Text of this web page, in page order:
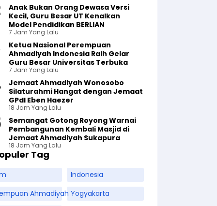
Anak Bukan Orang Dewasa Versi
Kecil, Guru Besar UT Kenalkan
Model Pendidikan BERLIAN
7 Jam Yang Lalu
Ketua Nasional Perempuan
Ahmadiyah Indonesia Raih Gelar
Guru Besar Universitas Terbuka
7 Jam Yang Lalu
Jemaat Ahmadiyah Wonosobo
Silaturahmi Hangat dengan Jemaat
GPdI Eben Haezer
18 Jam Yang Lalu
Semangat Gotong Royong Warnai
Pembangunan Kembali Masjid di
Jemaat Ahmadiyah Sukapura
18 Jam Yang Lalu
Tag
Indonesia
Ahmadiyah Yogyakarta